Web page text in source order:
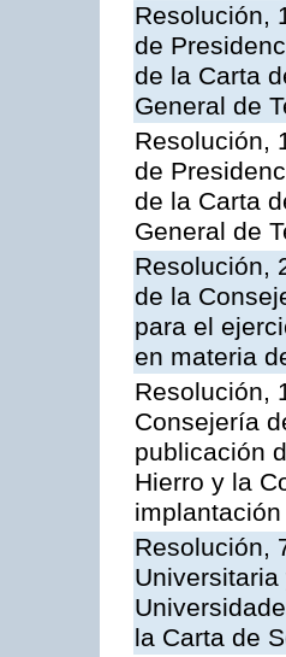
Resolución,
de
de la Carta
General de
Resolución,
de
de la Carta
General de
Resolución,
de la
para el
en materia
Resolución,
Consejería
publicación
Hierro y la
Resolución,
la Carta de